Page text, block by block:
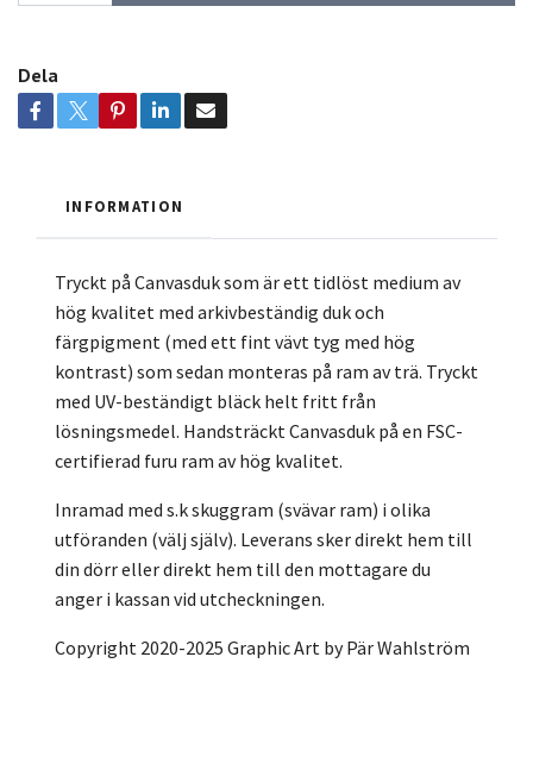
Dela
INFORMATION
Tryckt på Canvasduk som är ett tidlöst medium av
hög kvalitet med arkivbeständig duk och
färgpigment (med ett fint vävt tyg med hög
kontrast) som sedan monteras på ram av trä. Tryckt
med UV-beständigt bläck helt fritt från
lösningsmedel. Handsträckt Canvasduk på en FSC-
certifierad furu ram av hög kvalitet.
Inramad med s.k skuggram (svävar ram) i olika
utföranden (välj själv). Leverans sker direkt hem till
din dörr eller direkt hem till den mottagare du
anger i kassan vid utcheckningen.
Copyright 2020-2025 Graphic Art by Pär Wahlström